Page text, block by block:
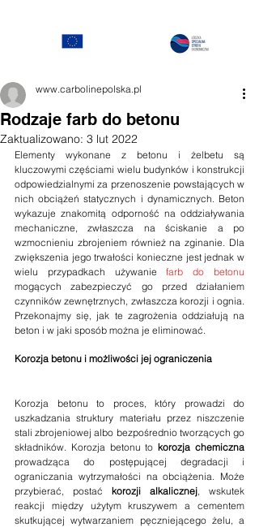
Rodzaje farb do betonu
www.carbolinepolska.pl
Zaktualizowano: 3 lut 2022
Elementy wykonane z betonu i żelbetu są
kluczowymi częściami wielu budynków i konstrukcji
odpowiedzialnymi za przenoszenie powstających w
nich obciążeń statycznych i dynamicznych. Beton
wykazuje znakomitą odporność na oddziaływania
mechaniczne, zwłaszcza na ściskanie a po
wzmocnieniu zbrojeniem również na zginanie. Dla
zwiększenia jego trwałości konieczne jest jednak w
wielu przypadkach używanie farb do betonu
mogących zabezpieczyć go przed działaniem
czynników zewnętrznych, zwłaszcza korozji i ognia.
Przekonajmy się, jak te zagrożenia oddziałują na
beton i w jaki sposób można je eliminować.
Korozja betonu i możliwości jej ograniczenia
Korozja betonu to proces, który prowadzi do
uszkadzania struktury materiału przez niszczenie
stali zbrojeniowej albo bezpośrednio tworzących go
składników. Korozja betonu to korozja chemiczna
prowadząca do postępującej degradacji i
ograniczania wytrzymałości na obciążenia. Może
przybierać, postać korozji alkalicznej, wskutek
reakcji między użytym kruszywem a cementem
skutkującej wytwarzaniem pęczniejącego żelu, a